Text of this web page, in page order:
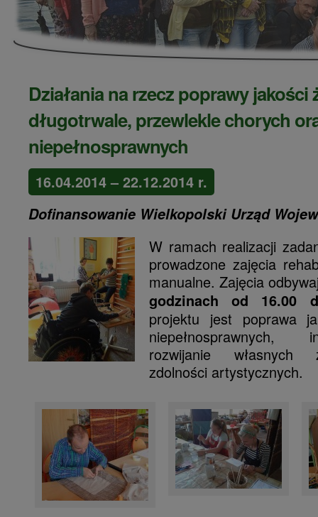
Działania na rzecz poprawy jakości
długotrwale, przewlekle chorych
niepełnosprawnych
16.04.2014 – 22.12.2014 r.
Dofinansowanie Wielkopolski Urząd
W ramach realizacji
prowadzone zajęcia
manualne.Zajęcia
godzinach od 16.00
projektu jest poprawa
rozwijanie własnych
zdolności artystycznych.